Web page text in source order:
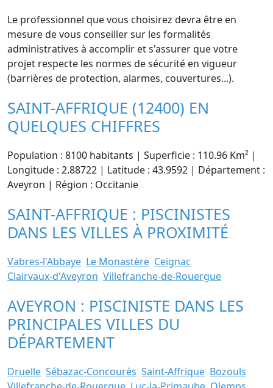
Le professionnel que vous choisirez devra être en
mesure de vous conseiller sur les formalités
administratives à accomplir et s'assurer que votre
projet respecte les normes de sécurité en vigueur
(barrières de protection, alarmes, couvertures...).
SAINT-AFFRIQUE (12400) EN
QUELQUES CHIFFRES
Population : 8100 habitants | Superficie : 110.96 Km² |
Longitude : 2.88722 | Latitude : 43.9592 | Département :
Aveyron | Région : Occitanie
SAINT-AFFRIQUE : PISCINISTES
DANS LES VILLES À PROXIMITÉ
Vabres-l'Abbaye Le Monastère Ceignac
Clairvaux-d'Aveyron Villefranche-de-Rouergue
AVEYRON : PISCINISTE DANS LES
PRINCIPALES VILLES DU
DÉPARTEMENT
Druelle Sébazac-Concourès Saint-Affrique Bozouls